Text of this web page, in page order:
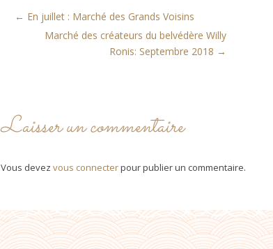
← En juillet : Marché des Grands Voisins
Marché des créateurs du belvédère Willy
Ronis: Septembre 2018 →
Laisser un commentaire
Vous devez vous connecterpour publier un commentaire.